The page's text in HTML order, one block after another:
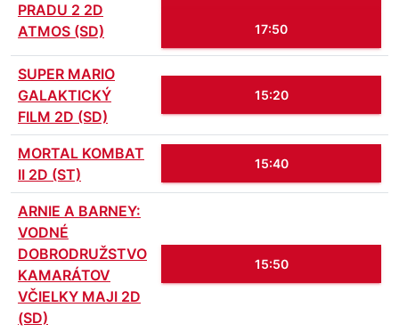
PRADU 2 2D
ATMOS (SD)
17:50
SUPER MARIO
GALAKTICKÝ
FILM 2D (SD)
15:20
MORTAL KOMBAT
II 2D (ST)
15:40
ARNIE A BARNEY:
VODNÉ
DOBRODRUŽSTVO
KAMARÁTOV
VČIELKY MAJI 2D
(SD)
15:50